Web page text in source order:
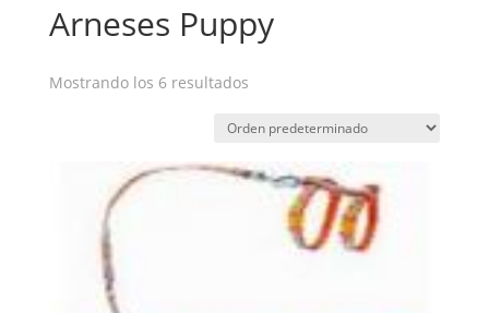
Arneses Puppy
Mostrando los 6 resultados